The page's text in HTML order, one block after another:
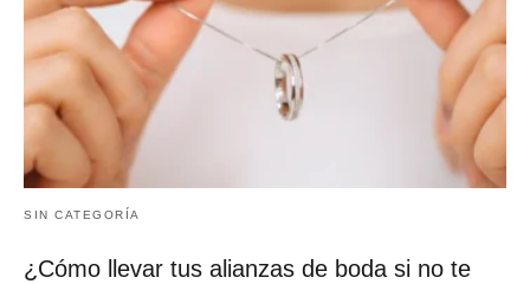
SIN CATEGORÍA
¿Cómo llevar tus alianzas de boda si no te